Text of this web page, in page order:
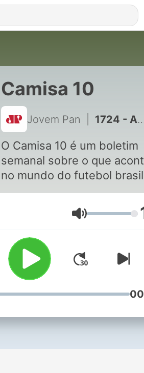
Camisa 10
Jovem Pan 1724 - A Copa do Brasil voltou! Hoje tem clássico e Santos; Palmeiras e Corinthians amanhã!
O Camisa 10 é um boletim
semanal sobre o que
no mundo do futebol
e internacional.
Volumen